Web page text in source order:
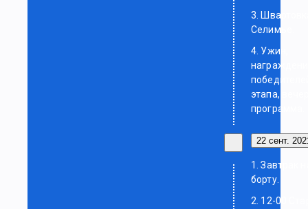
3.
Селимье.
4. Ужин,
этапа,
программа.
22 сент.
1. Завтрак
борту.
2. 12-00